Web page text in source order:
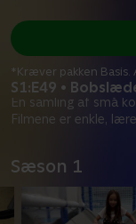
S1:E49 •
En samling af små
Filmene er enkle,
*Kræver pakken Basis.
Sæson 1